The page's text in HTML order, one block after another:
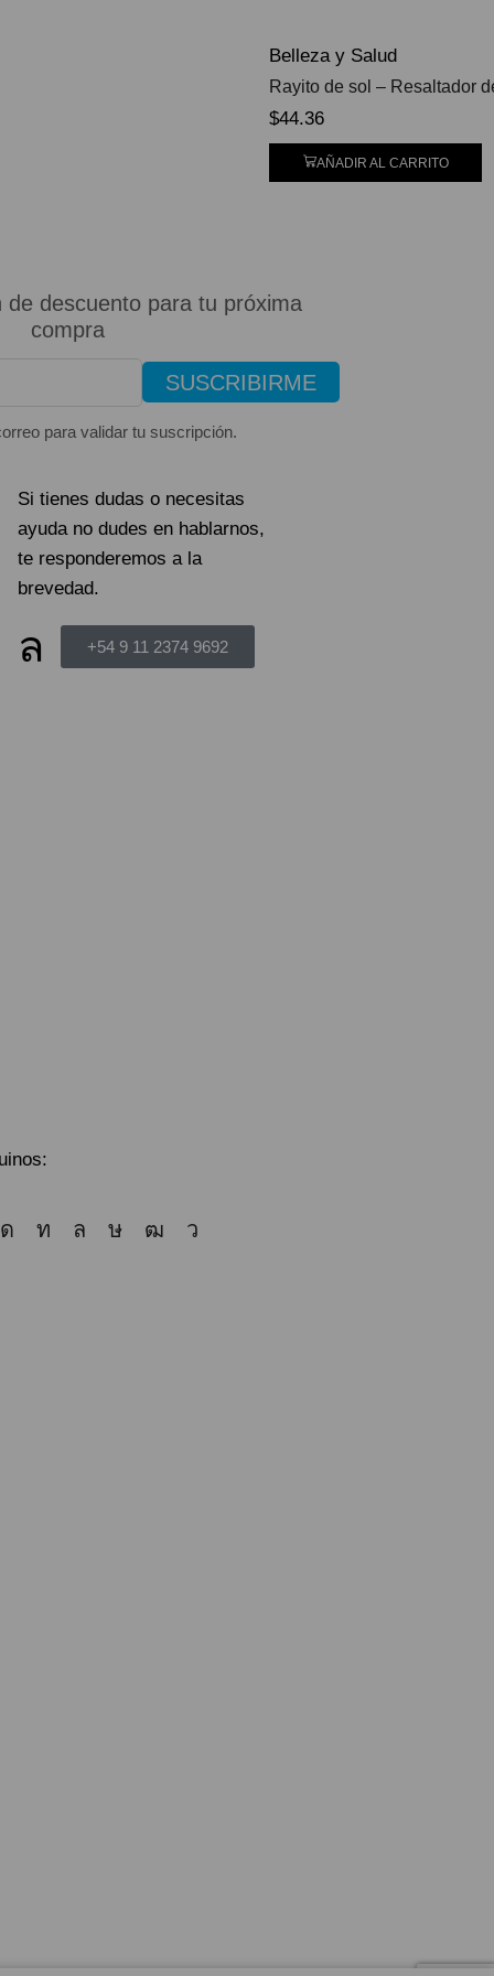
Belleza y Salud
Rayito de sol – Resaltador
$44.36
AÑADIR AL CARRITO
de descuento para tu próxima
compra
SUSCRIBIRME
para validar tu suscripción.
Si tienes dudas o necesitas
ayuda no dudes en hablarnos,
te responderemos a la
brevedad.
+54 9 11 2374 9692